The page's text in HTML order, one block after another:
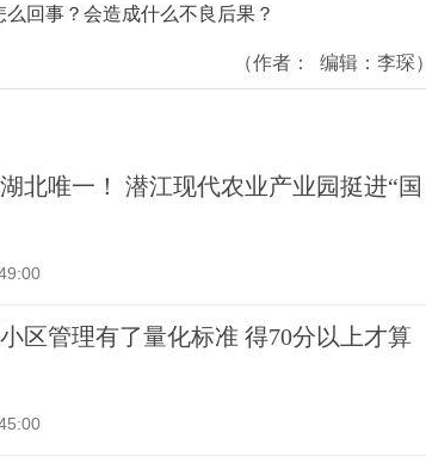
回事？会造成什么不良后果？
（作者： 编辑： 李琛）
北唯一！ 潜江现代农业产业园挺进“国
区管理有了量化标准 得70分以上才算